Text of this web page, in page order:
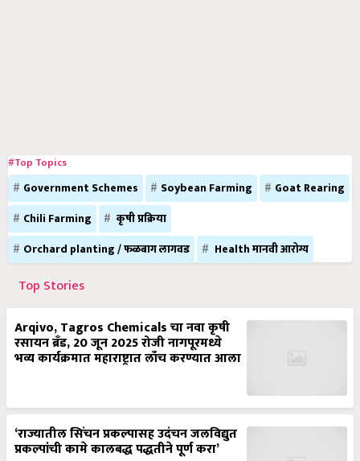
#Top Topics
Government Schemes Soybean Farming
Goat Rearing
Chili Farming
कृषी प्रक्रिया
Orchard planting / फळबाग लागवड
Health मानवी आरोग्य
Top Stories
Arqivo, Tagros Chemicals चा नवा कृषी
रसायन ब्रँड, 20 जून 2025 रोजी नागपूरमध्ये
भव्य कार्यक्रमात महाराष्ट्रात लाँच करण्यात आला
‘राज्यातील सिंचन प्रकल्पासह उदंचन जलविद्युत
प्रकल्पांची कामे कालबद्ध पद्धतीने पूर्ण करा’